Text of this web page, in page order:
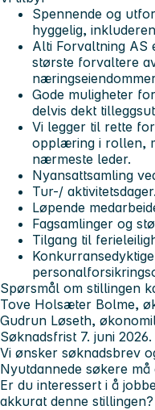
Spennende og
hyggelig,
Alti Forvaltning AS
største forvaltere
Gode muligheter
delvis dekt
Vi legger til rette
opplæring i rollen,
nærmeste leder.
Nyansattsamling
Tur-/ aktivitetsdager.
Løpende
Fagsamlinger og
Tilgang til
Spørsmål om stillingen
Tove Holsæter Bolme,
Gudrun Løseth,
Søknadsfrist 7. juni 2026.
Vi ønsker søknadsbrev
Nyutdannede søkere
Er du interessert i å
akkurat denne